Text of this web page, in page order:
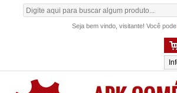
Seja bem vindo, visitante! Você pode